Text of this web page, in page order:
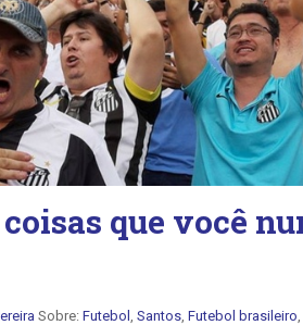
coisas que você
Sobre: Futebol , Santos, Futebol brasileiro,